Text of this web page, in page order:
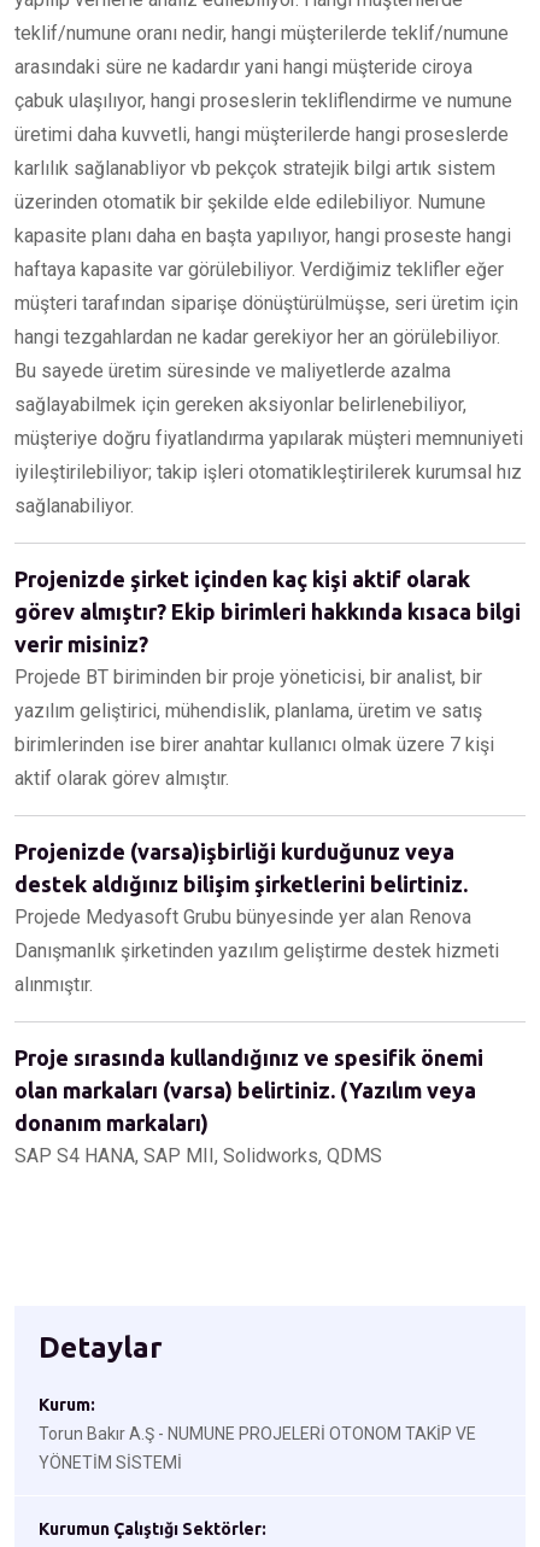
teklif/numune oranı nedir, hangi müşterilerde teklif/numune
arasındaki süre ne kadardır yani hangi müşteride ciroya
çabuk ulaşılıyor, hangi proseslerin tekliflendirme ve numune
üretimi daha kuvvetli, hangi müşterilerde hangi proseslerde
karlılık sağlanabliyor vb pekçok stratejik bilgi artık sistem
üzerinden otomatik bir şekilde elde edilebiliyor. Numune
kapasite planı daha en başta yapılıyor, hangi proseste hangi
haftaya kapasite var görülebiliyor. Verdiğimiz teklifler eğer
müşteri tarafından siparişe dönüştürülmüşse, seri üretim için
hangi tezgahlardan ne kadar gerekiyor her an görülebiliyor.
Bu sayede üretim süresinde ve maliyetlerde azalma
sağlayabilmek için gereken aksiyonlar belirlenebiliyor,
müşteriye doğru fiyatlandırma yapılarak müşteri memnuniyeti
iyileştirilebiliyor; takip işleri otomatikleştirilerek kurumsal hız
sağlanabiliyor.
Projenizde şirket içinden kaç kişi aktif olarak
görev almıştır? Ekip birimleri hakkında kısaca bilgi
verir misiniz?
Projede BT biriminden bir proje yöneticisi, bir analist, bir
yazılım geliştirici, mühendislik, planlama, üretim ve satış
birimlerinden ise birer anahtar kullanıcı olmak üzere 7 kişi
aktif olarak görev almıştır.
Projenizde (varsa)işbirliği kurduğunuz veya
destek aldığınız bilişim şirketlerini belirtiniz.
Projede Medyasoft Grubu bünyesinde yer alan Renova
Danışmanlık şirketinden yazılım geliştirme destek hizmeti
alınmıştır.
Proje sırasında kullandığınız ve spesifik önemi
olan markaları (varsa) belirtiniz. (Yazılım veya
donanım markaları)
SAP S4 HANA, SAP MII, Solidworks, QDMS
Detaylar
Kurum:
Torun Bakır A.Ş - NUMUNE PROJELERİ OTONOM TAKİP VE
YÖNETİM SİSTEMİ
Kurumun Çalıştığı Sektörler: